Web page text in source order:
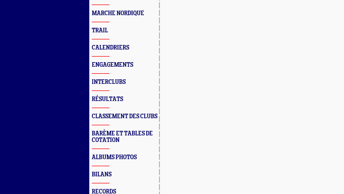
MARCHE NORDIQUE
TRAIL
CALENDRIERS
ENGAGEMENTS
INTERCLUBS
RÉSULTATS
CLASSEMENT DES CLUBS
BARÈME ET TABLES DE
COTATION
ALBUMS PHOTOS
BILANS
RECORDS